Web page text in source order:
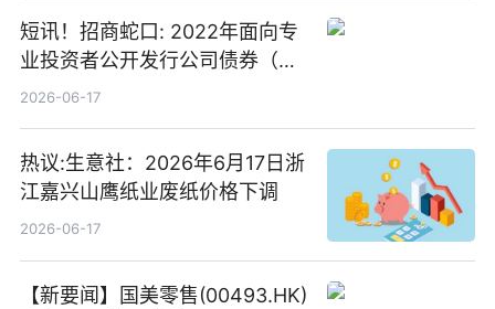
短讯！招商蛇口: 2022年面向专
业投资者公开发行公司债券（第
二期）（品种二）2026年付息公
2026-06-17
热议:生意社：2026年6月17日浙
江嘉兴山鹰纸业废纸价格下调
2026-06-17
【新要闻】国美零售(00493.HK)